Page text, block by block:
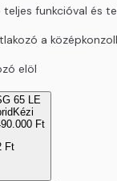
teljes funkcióval és
a
elöl
65 LE
Kézi
Ft
Ft